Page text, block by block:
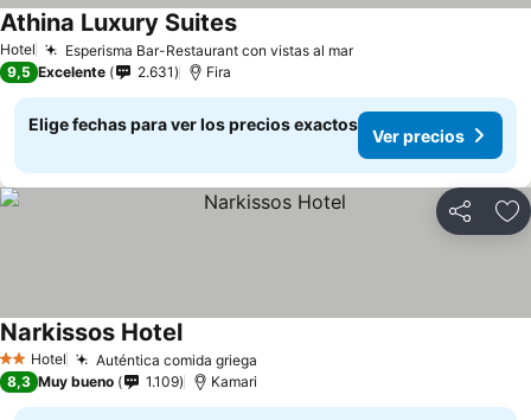
Hotel Esperisma Bar-Restaurant con vistas al mar
Athina Luxury Suites
9,5 Excelente 2.631 Fira
Elige fechas para ver los precios exactos
Ver precios
Compartir
2 Estrellas
Hotel Auténtica comida griega
Narkissos Hotel
8,3 Muy bueno 1.109 Kamari